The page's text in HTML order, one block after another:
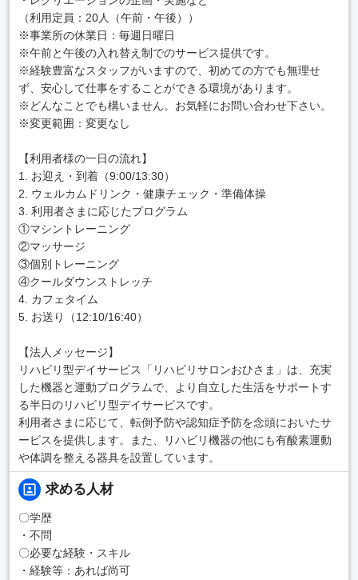
（利用定員：20人（午前・午後））
※事業所の休業日：毎週日曜日
※午前と午後の入れ替え制でのサービス提供です。
※経験豊富なスタッフがいますので、初めての方でも無理せ
ず、安心して仕事をすることができる環境があります。
※どんなことでも構いません。お気軽にお問い合わせ下さい。
※変更範囲：変更なし
【利用者様の一日の流れ】
1. お迎え・到着（9:00/13:30）
2. ウェルカムドリンク・健康チェック・準備体操
3. 利用者さまに応じたプログラム
①マシントレーニング
②マッサージ
③個別トレーニング
④クールダウンストレッチ
4. カフェタイム
5. お送り（12:10/16:40）
【法人メッセージ】
リハビリ型デイサービス「リハビリサロンおひさま」は、充実
した機器と運動プログラムで、より自立した生活をサポートす
る半日のリハビリ型デイサービスです。
利用者さまに応じて、転倒予防や認知症予防を念頭においたサ
ービスを提供します。また、リハビリ機器の他にも有酸素運動
や体調を整える器具を設置しています。
求める人材
〇学歴
・不問
〇必要な経験・スキル
・経験等：あれば尚可